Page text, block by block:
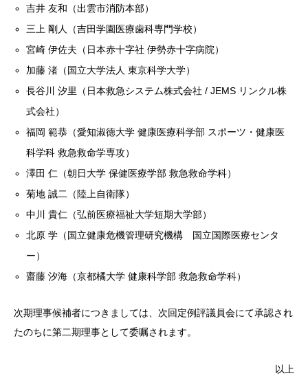
吉井 友和（出雲市消防本部）
三上 剛人（吉田学園医療歯科専門学校）
宮崎 伊佐夫（日本赤十字社 伊勢赤十字病院）
加藤 渚（国立大学法人 東京科学大学）
⻑⾕川 汐⾥（⽇本救急システム株式会社 / JEMS リンクル株
式会社）
福岡 範恭（愛知淑徳大学 健康医療科学部 スポーツ・健康医
科学科 救急救命学専攻）
澤田 仁（朝日大学 保健医療学部 救急救命学科）
菊地 誠二（陸上自衛隊）
中川 貴仁（弘前医療福祉大学短期大学部）
北原 学（国立健康危機管理研究機構 国立国際医療センタ
ー）
齋藤 汐海（京都橘大学 健康科学部 救急救命学科）
次期理事候補者につきましては、次回定例評議員会にて承認され
たのちに第二期理事として委嘱されます。
以上